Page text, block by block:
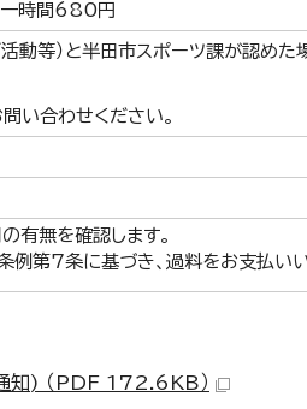
一時間680円
動等）と半田市スポーツ課が認めた
合わせください。
有無を確認します。
例第7条に基づき、過料をお支払いい
知) （PDF 172.6KB）